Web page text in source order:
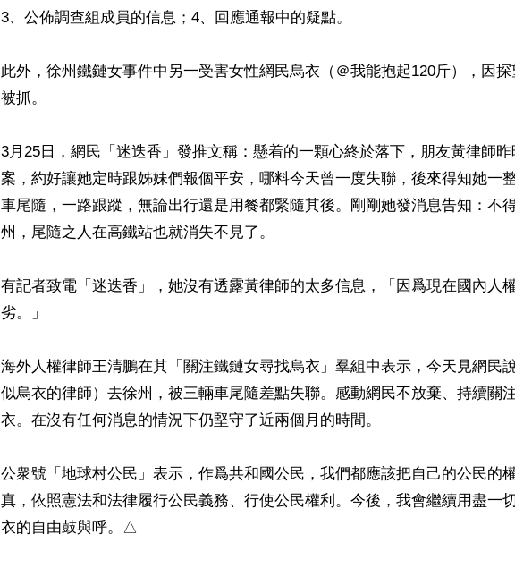
3、公佈調查組成員的信息；4、回應通報中的疑點。
此外，徐州鐵鏈女事件中另一受害女性網民烏衣（＠我能抱起120斤），因
被抓。
3月25日，網民「迷迭香」發推文稱：懸着的一顆心終於落下，朋友黃律師
案，約好讓她定時跟姊妹們報個平安，哪料今天曾一度失聯，後來得知她一
車尾隨，一路跟蹤，無論出行還是用餐都緊隨其後。剛剛她發消息告知：不
州，尾隨之人在高鐵站也就消失不見了。
有記者致電「迷迭香」，她沒有透露黃律師的太多信息，「因爲現在國內人
劣。」
海外人權律師王清鵬在其「關注鐵鏈女尋找烏衣」羣組中表示，今天見網民
似烏衣的律師）去徐州，被三輛車尾隨差點失聯。感動網民不放棄、持續關
衣。在沒有任何消息的情況下仍堅守了近兩個月的時間。
公衆號「地球村公民」表示，作爲共和國公民，我們都應該把自己的公民的
真，依照憲法和法律履行公民義務、行使公民權利。今後，我會繼續用盡一
衣的自由鼓與呼。△